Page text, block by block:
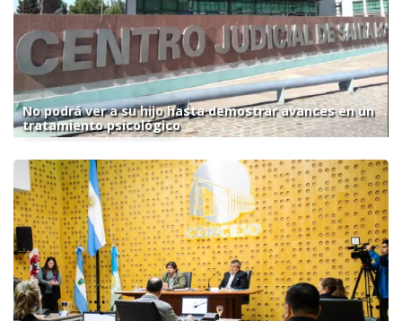
No podrá ver a su hijo hasta demostrar avances en un
tratamiento psicológico